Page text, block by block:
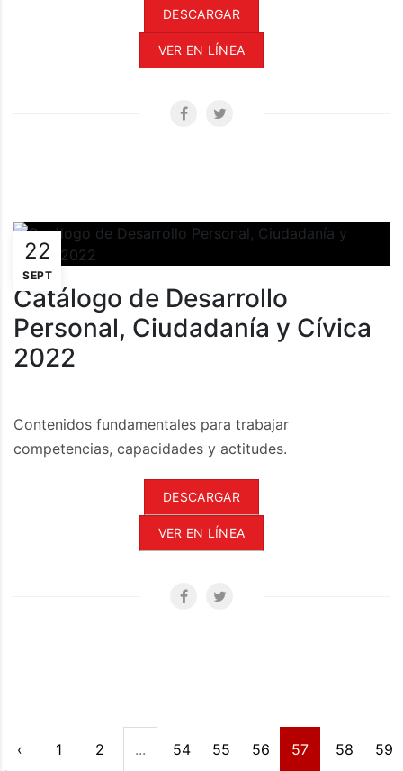
DESCARGAR
VER EN LÍNEA
22
SEPT
Catálogo de Desarrollo
Personal, Ciudadanía y Cívica
2022
Contenidos fundamentales para trabajar
competencias, capacidades y actitudes.
DESCARGAR
VER EN LÍNEA
‹ 1 2 ... 54 55 56 57 58 59